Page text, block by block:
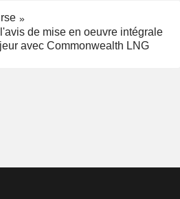
de mise en oeuvre intégrale
avec Commonwealth LNG